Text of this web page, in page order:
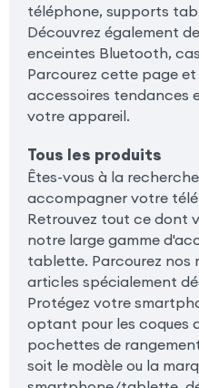
téléphone, supports
Découvrez également
enceintes Bluetooth,
Parcourez cette page
accessoires tendances
votre appareil.
Tous les produits
Êtes-vous à la
accompagner votre
Retrouvez tout ce dont
notre large gamme
tablette. Parcourez nos
articles spécialement
Protégez votre
optant pour les coques
pochettes de
soit le modèle ou la